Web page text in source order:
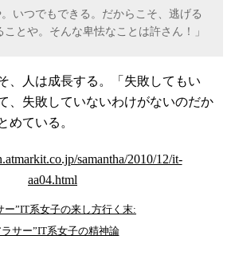
いつでもできる。だからこそ、逃げる
とや。そんな卑怯なことは許さん！」
、人は成長する。「失敗してもい
、失敗していないわけがないのだか
めている。
ー”IT系女子の来し方行く末:
ラサー”IT系女子の精神論